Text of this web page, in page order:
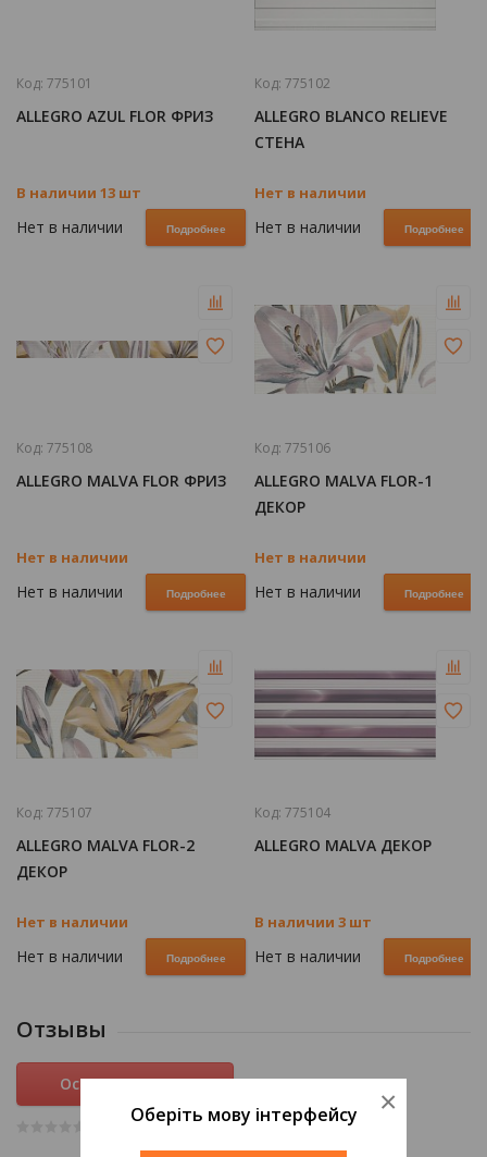
Код: 775101
ALLEGRO AZUL FLOR ФРИЗ
В наличии 13 шт
Нет в наличии Подробнее
Код: 775102
ALLEGRO BLANCO RELIEVE
СТЕНА
Нет в наличии
Нет в наличии Подробнее
Код: 775108
ALLEGRO MALVA FLOR ФРИЗ
Нет в наличии
Нет в наличии Подробнее
Код: 775106
ALLEGRO MALVA FLOR-1
ДЕКОР
Нет в наличии
Нет в наличии Подробнее
Код: 775107
ALLEGRO MALVA FLOR-2
ДЕКОР
Нет в наличии
Нет в наличии Подробнее
Код: 775104
ALLEGRO MALVA ДЕКОР
В наличии 3 шт
Нет в наличии Подробнее
Отзывы
Оставить отзыв
×
Оберіть мову інтерфейсу